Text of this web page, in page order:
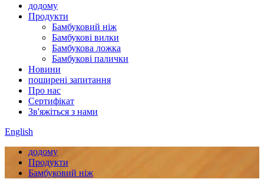
додому
Продукти
Бамбуковий ніж
Бамбукові вилки
Бамбукова ложка
Бамбукові палички
Новини
поширені запитання
Про нас
Сертифікат
Зв'яжіться з нами
English
додому
Продукти
Бамбуковий ніж